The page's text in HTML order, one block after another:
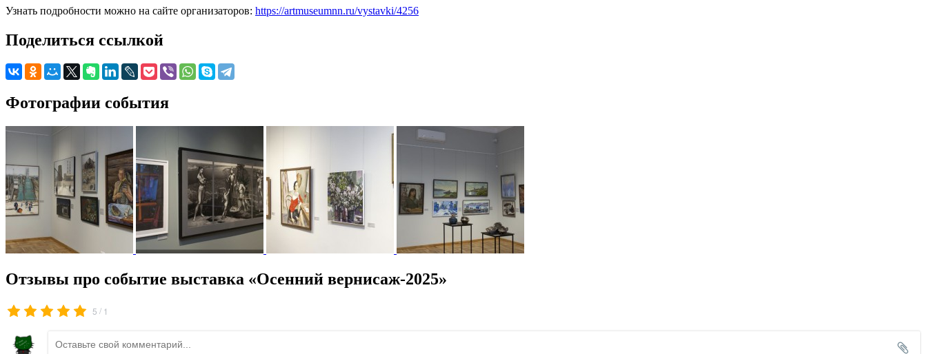
Узнать подробности можно на сайте организаторов: https://artmuseumnn.ru/vystavki/4256
Поделиться ссылкой
Фотографии события
Отзывы про событие выставка «Осенний вернисаж-2025»
5 / 1